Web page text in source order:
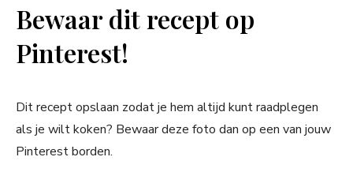
Bewaar dit recept op
Pinterest!
Dit recept opslaan zodat je hem altijd kunt raadplegen
als je wilt koken? Bewaar deze foto dan op een van jouw
Pinterest borden.